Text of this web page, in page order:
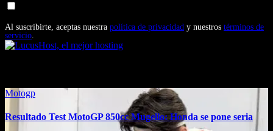
Al suscribirte, aceptas nuestra política de privacidad y nuestros términos de
servicio.
Motogp
Resultado Test MotoGP 850cc Mugello: Honda se pone seria